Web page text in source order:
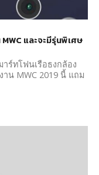
และจะมีรุ่นพิเศษ
าร์ทโฟนเรือธงกล้อง
าน MWC 2019 นี้ แถม